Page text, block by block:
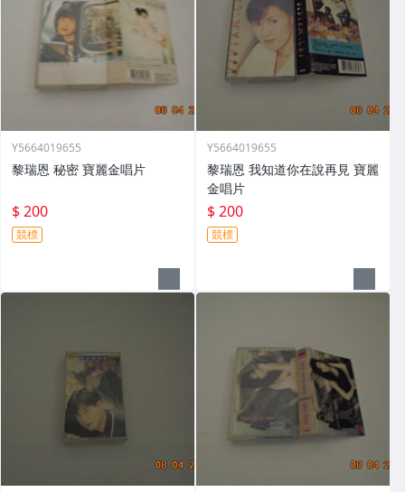
Y5664019655
黎瑞恩 秘密 寶麗金唱片
$ 200
競標
Y5664019655
黎瑞恩 我知道你在說再見 寶麗
金唱片
$ 200
競標